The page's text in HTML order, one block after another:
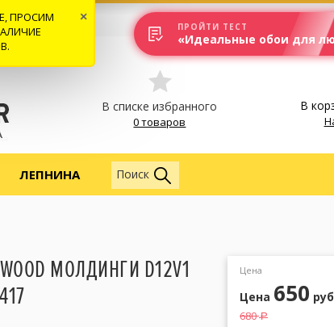
В списке избранного
0 товаров
В
ЛЕПНИНА Лепнина
Поиск
МОЛДИНГИ D12V1
Цена
Цена 650
680a
ПРОСИМ
×
ПРОЙТИ ТЕСТ
«Идеальные обои для